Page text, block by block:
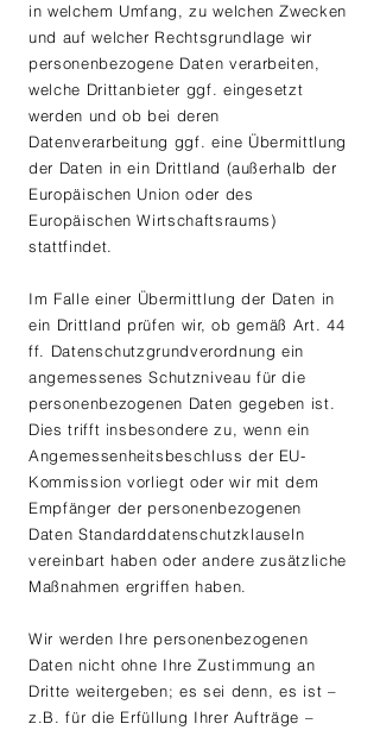
in welchem Umfang, zu welchen Zwecken
und auf welcher Rechtsgrundlage wir
personenbezogene Daten verarbeiten,
welche Drittanbieter ggf. eingesetzt
werden und ob bei deren
Datenverarbeitung ggf. eine Übermittlung
der Daten in ein Drittland (außerhalb der
Europäischen Union oder des
Europäischen Wirtschaftsraums)
stattfindet.
Im Falle einer Übermittlung der Daten in
ein Drittland prüfen wir, ob gemäß Art. 44
ff. Datenschutzgrundverordnung ein
angemessenes Schutzniveau für die
personenbezogenen Daten gegeben ist.
Dies trifft insbesondere zu, wenn ein
Angemessenheitsbeschluss der EU-
Kommission vorliegt oder wir mit dem
Empfänger der personenbezogenen
Daten Standarddatenschutzklauseln
vereinbart haben oder andere zusätzliche
Maßnahmen ergriffen haben.
Wir werden Ihre personenbezogenen
Daten nicht ohne Ihre Zustimmung an
Dritte weitergeben; es sei denn, es ist –
z.B. für die Erfüllung Ihrer Aufträge –